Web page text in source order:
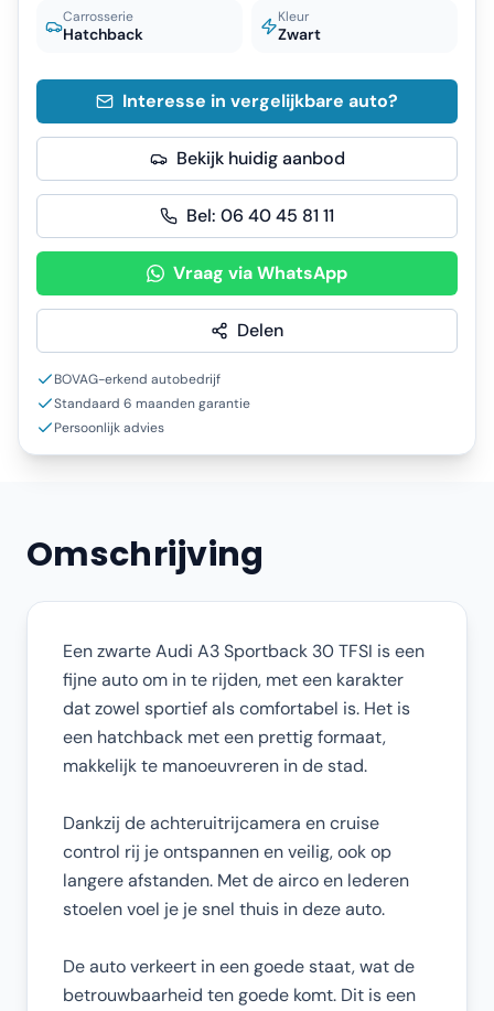
Carrosserie
Hatchback
Kleur
Zwart
Interesse in vergelijkbare auto?
Bekijk huidig aanbod
Bel: 06 40 45 81 11
Vraag via WhatsApp
Delen
BOVAG-erkend autobedrijf
Standaard 6 maanden garantie
Persoonlijk advies
Omschrijving
Een zwarte Audi A3 Sportback 30 TFSI is een
fijne auto om in te rijden, met een karakter
dat zowel sportief als comfortabel is. Het is
een hatchback met een prettig formaat,
makkelijk te manoeuvreren in de stad.
Dankzij de achteruitrijcamera en cruise
control rij je ontspannen en veilig, ook op
langere afstanden. Met de airco en lederen
stoelen voel je je snel thuis in deze auto.
De auto verkeert in een goede staat, wat de
betrouwbaarheid ten goede komt. Dit is een